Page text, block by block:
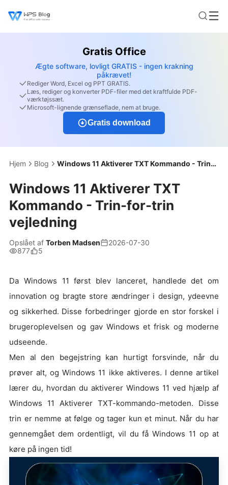
Gratis Office
Ægte software, lovligt GRATIS - ingen krakning
påkrævet!
Rediger Word, Excel og PPT GRATIS.
Læs, rediger og konverter PDF-filer med det kraftfulde PDF-
værktøjssæt.
Microsoft-lignende grænseflade, nem at bruge.
Gratis download
Hjem Blog Windows 11 Aktiverer TXT Kommando - Trin-for-trin vejledning
Windows 11 Aktiverer TXT
Kommando - Trin-for-trin
vejledning
Opslået af Torben Madsen
2026-07-30
877
5
Da Windows 11 først blev lanceret, handlede det om
innovation og bragte store ændringer i design, ydeevne
og sikkerhed. Disse forbedringer gjorde en stor forskel i
brugeroplevelsen og gav Windows et frisk og moderne
udseende.
Men al den begejstring kan hurtigt forsvinde, når du
prøver alt, og Windows 11 ikke aktiveres. I denne artikel
lærer du, hvordan du aktiverer Windows 11 ved hjælp af
Windows 11 Aktiverer TXT-kommando-metoden. Disse
trin er nemme at følge og tager kun et minut. Når du har
gennemgået dem ordentligt, vil du få Windows 11 op at
køre på ingen tid!